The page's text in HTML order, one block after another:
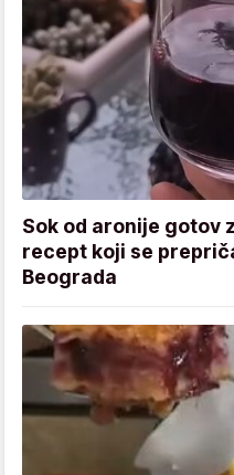
Sok od aronije gotov
recept koji se
Beograda